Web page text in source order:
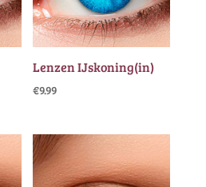
Lenzen IJskoning(in)
€9.99